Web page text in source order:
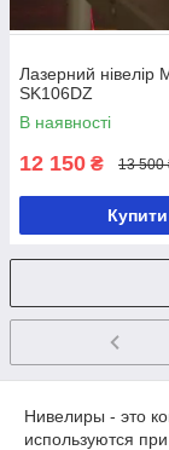
Лазерний нівелір
SK106DZ
В наявності
12 150 ₴ 13 500
Купити
Нивелиры - это
используются